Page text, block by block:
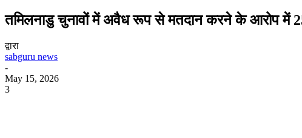
तमिलनाडु चुनावों में अवैध रूप से मतदान करने के आरोप में
द्वारा
sabguru news
-
May 15, 2026
3